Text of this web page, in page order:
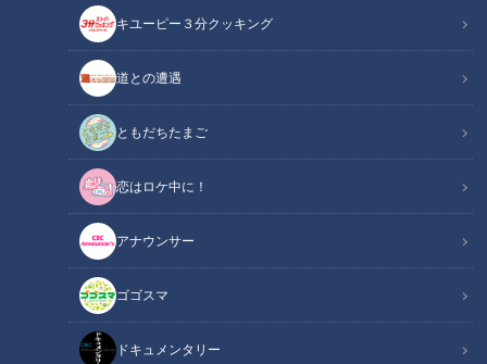
キユーピー３分クッキング
道との遭遇
ともだちたまご
恋はロケ中に！
アナウンサー
ゴゴスマ
ドキュメンタリー
CBCテレビ me:tone編集部（Adobe firefly）
me:tone
キャリア
アイドルとして活動していた名古屋から、東京の“新人”へ。
華やかなステージを降りた彼女を待っていたのは、掃除から始
まる泥臭い小劇場の現場でした。
見えてきたのは、「守られる場所」と「試される場所」の違
名古屋出身の若林倫香さんに、新天地へ旅立った当時の心境を
伺いました。